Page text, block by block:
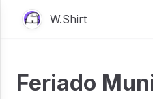
W.Shirt
Feriado